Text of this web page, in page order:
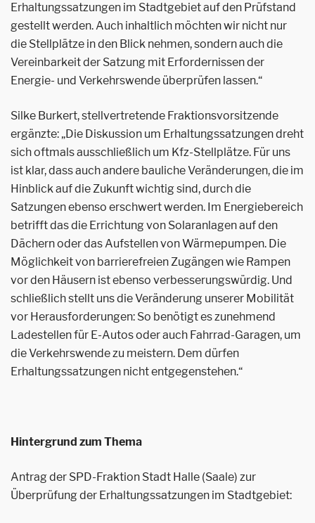
Erhaltungssatzungen im Stadtgebiet auf den Prüfstand
gestellt werden. Auch inhaltlich möchten wir nicht nur
die Stellplätze in den Blick nehmen, sondern auch die
Vereinbarkeit der Satzung mit Erfordernissen der
Energie- und Verkehrswende überprüfen lassen.“
Silke Burkert, stellvertretende Fraktionsvorsitzende
ergänzte: „Die Diskussion um Erhaltungssatzungen dreht
sich oftmals ausschließlich um Kfz-Stellplätze. Für uns
ist klar, dass auch andere bauliche Veränderungen, die im
Hinblick auf die Zukunft wichtig sind, durch die
Satzungen ebenso erschwert werden. Im Energiebereich
betrifft das die Errichtung von Solaranlagen auf den
Dächern oder das Aufstellen von Wärmepumpen. Die
Möglichkeit von barrierefreien Zugängen wie Rampen
vor den Häusern ist ebenso verbesserungswürdig. Und
schließlich stellt uns die Veränderung unserer Mobilität
vor Herausforderungen: So benötigt es zunehmend
Ladestellen für E-Autos oder auch Fahrrad-Garagen, um
die Verkehrswende zu meistern. Dem dürfen
Erhaltungssatzungen nicht entgegenstehen.“
Hintergrund zum Thema
Antrag der SPD-Fraktion Stadt Halle (Saale) zur
Überprüfung der Erhaltungssatzungen im Stadtgebiet: